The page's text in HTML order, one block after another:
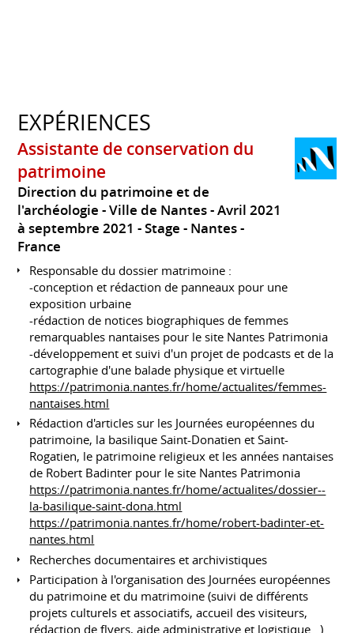
EXPÉRIENCES
Assistante de conservation du
patrimoine
Direction du patrimoine et de
l'archéologie - Ville de Nantes
Avril 2021
à septembre 2021 Stage
Nantes
France
Responsable du dossier matrimoine :
-conception et rédaction de panneaux pour une
exposition urbaine
-rédaction de notices biographiques de femmes
remarquables nantaises pour le site Nantes Patrimonia
-développement et suivi d'un projet de podcasts et de la
cartographie d'une balade physique et virtuelle
https://patrimonia.nantes.fr/home/actualites/femmes-
nantaises.html
Rédaction d'articles sur les Journées européennes du
patrimoine, la basilique Saint-Donatien et Saint-
Rogatien, le patrimoine religieux et les années nantaises
de Robert Badinter pour le site Nantes Patrimonia
https://patrimonia.nantes.fr/home/actualites/dossier--
la-basilique-saint-dona.html
https://patrimonia.nantes.fr/home/robert-badinter-et-
nantes.html
Recherches documentaires et archivistiques
Participation à l'organisation des Journées européennes
du patrimoine et du matrimoine (suivi de différents
projets culturels et associatifs, accueil des visiteurs,
rédaction de flyers, aide administrative et logistique...)